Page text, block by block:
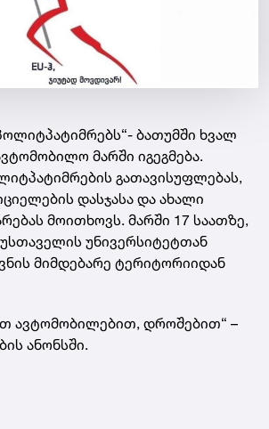
ბათუმში ხვალ
მარში იგეგმება.
გათავისუფლებას,
დასჯასა და ახალი
მოითხოვს. მარში 17 საათზე,
უნივერსიტეტთან
მიმდებარე ტერიტორიიდან
ავტომობილებით, დროშებით“ –
ანონსში.